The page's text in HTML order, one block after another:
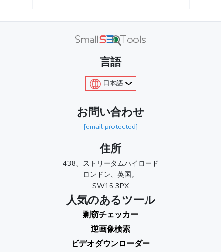
言語
日本語
お問い合わせ
[email protected]
住所
438、ストリータムハイロード
ロンドン、英国。
SW16 3PX
人気のあるツール
剽窃チェッカー
逆画像検索
ビデオダウンローダー